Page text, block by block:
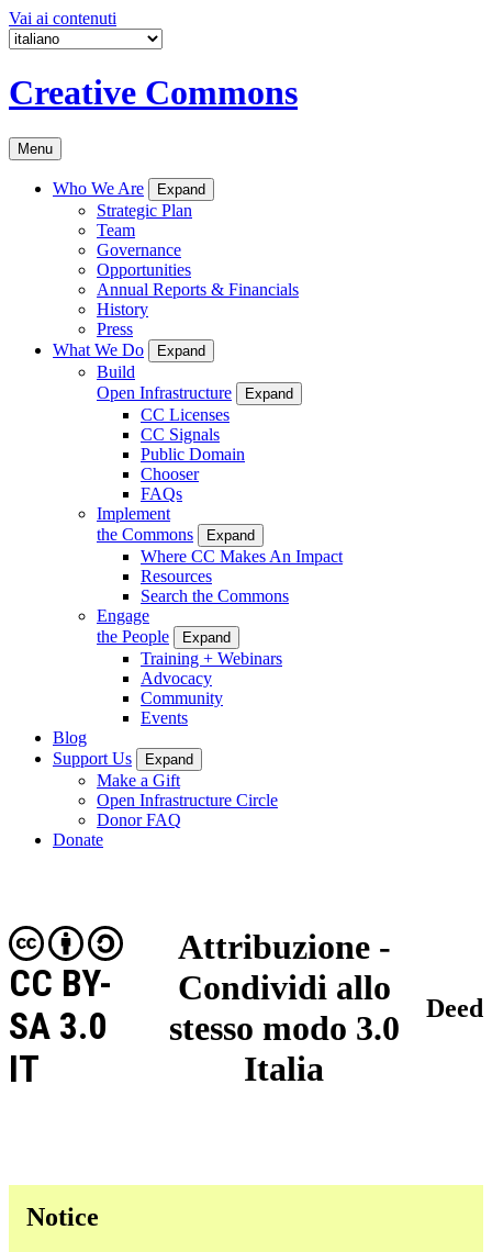
Vai ai contenuti
Creative Commons
Menu
Who We Are Expand
Strategic Plan
Team
Governance
Opportunities
Annual Reports & Financials
History
Press
What We Do
Expand
Build
Open Infrastructure
Expand
CC Licenses
CC Signals
Public Domain
Chooser
FAQs
Implement
the Commons
Expand
Where CC Makes An Impact
Resources
Search the Commons
Engage
the People
Expand
Training + Webinars
Advocacy
Community
Events
Blog
Support Us
Expand
Make a Gift
Open Infrastructure Circle
Donor FAQ
Donate
Attribuzione -
Condividi allo
stesso modo 3.0
Italia
CC BY-
SA 3.0
IT
Deed
Notice